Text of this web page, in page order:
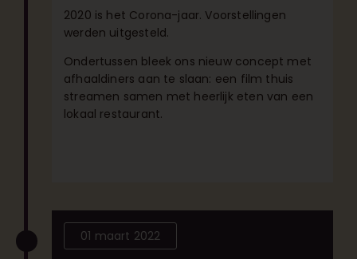
2020 is het Corona-jaar. Voorstellingen
werden uitgesteld.
Ondertussen bleek ons nieuw concept met
afhaaldiners aan te slaan: een film thuis
streamen samen met heerlijk eten van een
lokaal restaurant.
01 maart 2022